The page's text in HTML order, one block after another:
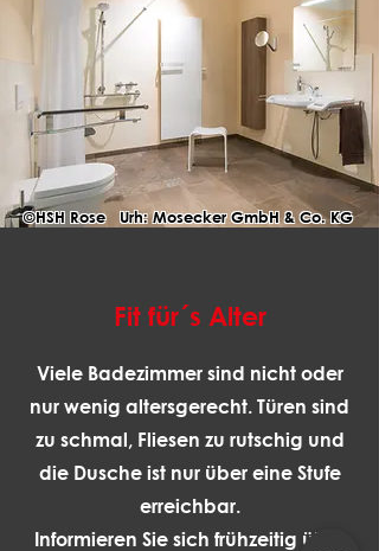
©HSH Rose Urh: Mosecker GmbH & Co. KG
Fit für´s Alter
Viele Badezimmer sind nicht oder
nur wenig altersgerecht. Türen sind
zu schmal, Fliesen zu rutschig und
die Dusche ist nur über eine Stufe
erreichbar.
Informieren Sie sich frühzeitig über